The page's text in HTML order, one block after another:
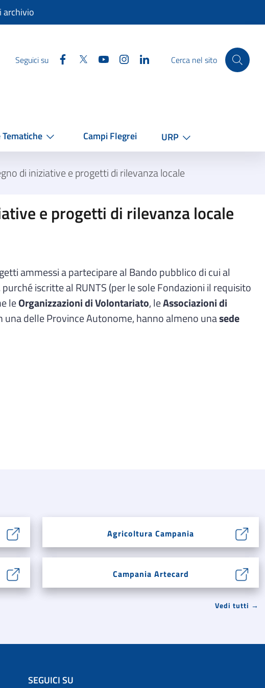
archivio
Seguici su Facebook
Twitter YouTube InstagramLinkedinCerca nel sito
Campi Flegrei URP
di iniziative e progetti di rilevanza locale
e progetti di rilevanza locale
ammessi a partecipare al Bando pubblico di cui al
iscritte al RUNTS (per le sole Fondazioni il requisito
leOrganizzazioni di Volontariato, leAssociazioni di
una delle Province Autonome, hanno almeno unasede
Agricoltura Campania
Campania Artecard
Vedi tutti →
SEGUICI SU